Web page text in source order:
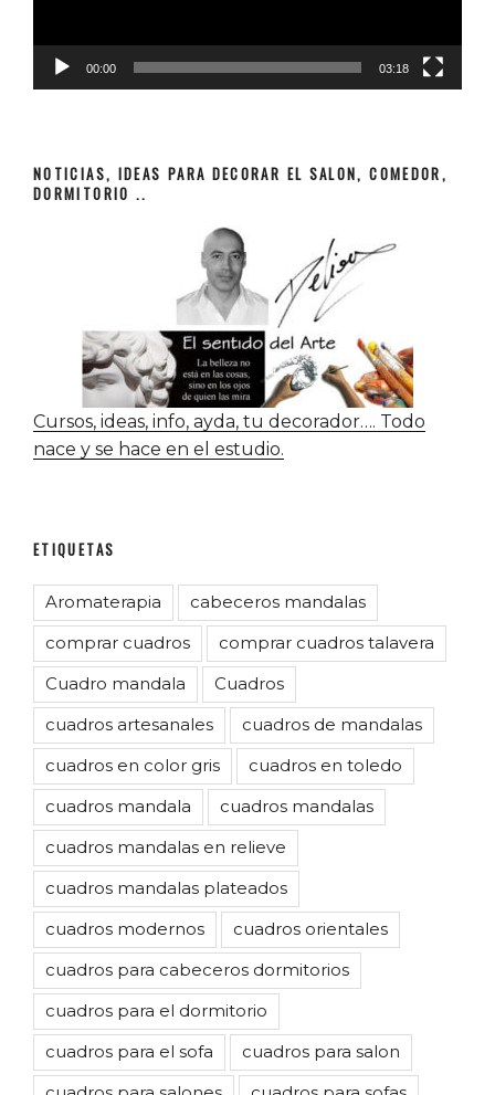
00:00 03:18
NOTICIAS, IDEAS PARA DECORAR EL SALON, COMEDOR,
DORMITORIO ..
Cursos, ideas, info, ayda, tu decorador…. Todo
nace y se hace en el estudio.
ETIQUETAS
Aromaterapia
cabeceros mandalas
comprar cuadros
comprar cuadros talavera
Cuadro mandala
Cuadros
cuadros artesanales
cuadros de mandalas
cuadros en color gris
cuadros en toledo
cuadros mandala
cuadros mandalas
cuadros mandalas en relieve
cuadros mandalas plateados
cuadros modernos
cuadros orientales
cuadros para cabeceros dormitorios
cuadros para el dormitorio
cuadros para el sofa
cuadros para salon